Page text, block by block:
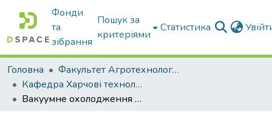
Фонди
та
зібрання
Пошук за
критеріями
Статистика
Головна
Факультет Агротехнологій та екології
Кафедра Харчові технологіі та готельно-ресторанна справа
Вакуумне охолодження рослинної сировини